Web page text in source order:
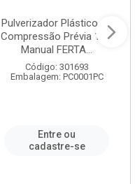
Pulverizador Plástico de
Compressão Prévia 1,5L
Manual FERTA...
Código: 301693
Embalagem: PC0001PC
Entre ou
cadastre-se